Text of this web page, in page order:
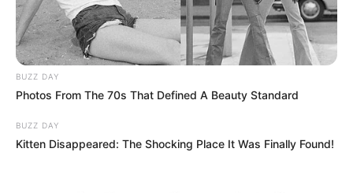
BUZZ DAY
Photos From The 70s That Defined A Beauty Standard
BUZZ DAY
Kitten Disappeared: The Shocking Place It Was Finally Found!